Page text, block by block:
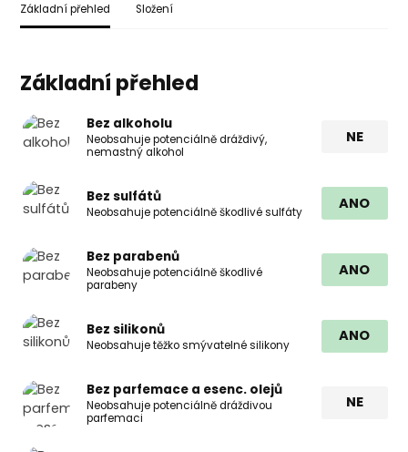
Základní přehled Složení
Základní přehled
Bez alkoholu
Neobsahuje potenciálně dráždivý,
nemastný alkohol
NE
Bez sulfátů
Neobsahuje potenciálně škodlivé sulfáty
ANO
Bez parabenů
Neobsahuje potenciálně škodlivé
parabeny
ANO
Bez silikonů
Neobsahuje těžko smývatelné silikony
ANO
Bez parfemace a esenc. olejů
Neobsahuje potenciálně dráždivou
parfemaci
NE